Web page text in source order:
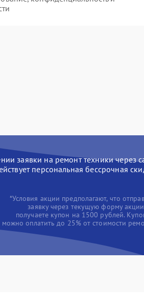
заявки на ремонт техники через
персональная бессрочная
*Условия акции предполагают, что
заявку через текущую форму
получаете купон на 1500 рублей.
можно оплатить до 25% от стоимости